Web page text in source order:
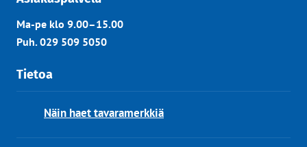
Ma-pe klo 9.00–15.00
Puh. 029 509 5050
Tietoa
Näin haet tavaramerkkiä